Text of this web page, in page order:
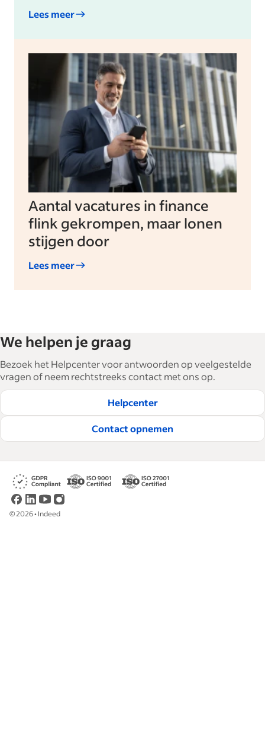
Lees meer
Aantal vacatures in finance
flink gekrompen, maar lonen
stijgen door
Lees meer
We helpen je graag
Bezoek het Helpcenter voor antwoorden op veelgestelde
vragen of neem rechtstreeks contact met ons op.
Helpcenter
Contact opnemen
©2026• Indeed